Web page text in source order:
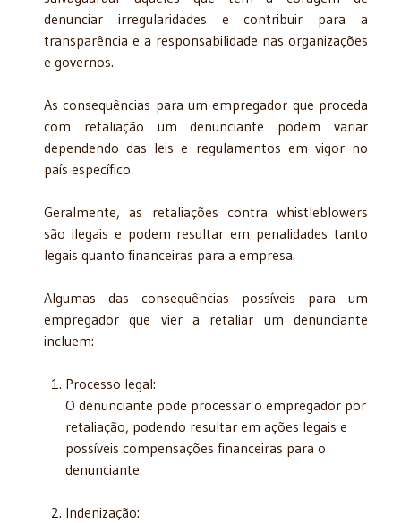
denunciar irregularidades e contribuir para a
transparência e a responsabilidade nas organizações
e governos.
As consequências para um empregador que proceda
com retaliação um denunciante podem variar
dependendo das leis e regulamentos em vigor no
país específico.
Geralmente, as retaliações contra whistleblowers
são ilegais e podem resultar em penalidades tanto
legais quanto financeiras para a empresa.
Algumas das consequências possíveis para um
empregador que vier a retaliar um denunciante
incluem:
Processo legal:
O denunciante pode processar o empregador por
retaliação, podendo resultar em ações legais e
possíveis compensações financeiras para o
denunciante.
Indenização: